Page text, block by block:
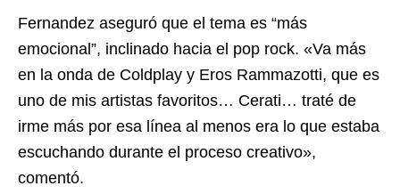
Fernandez aseguró que el tema es “más
emocional”, inclinado hacia el pop rock. «Va más
en la onda de Coldplay y Eros Rammazotti, que es
uno de mis artistas favoritos… Cerati… traté de
irme más por esa línea al menos era lo que estaba
escuchando durante el proceso creativo»,
comentó.